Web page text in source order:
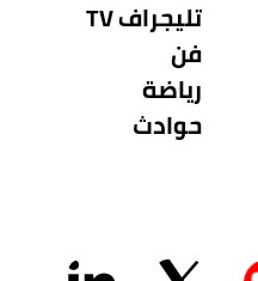
تليجراف TV
فن
رياضة
حوادث